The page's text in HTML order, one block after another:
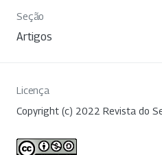
Seção
Artigos
Licença
Copyright (c) 2022 Revista do